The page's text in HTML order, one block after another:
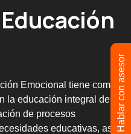
Emocional tiene como
la educación integral de la
de procesos
educativas, así
Hablar con asesor